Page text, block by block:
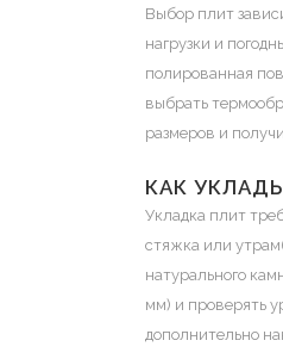
Выбор плит
нагрузки и
полированная
выбрать
размеров и
КАК
Укладка плит
стяжка или
натурального
мм) и проверять
дополнительно